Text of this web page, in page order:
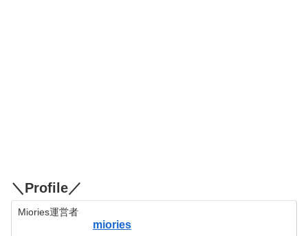
＼Profile／
Miories運営者
miories